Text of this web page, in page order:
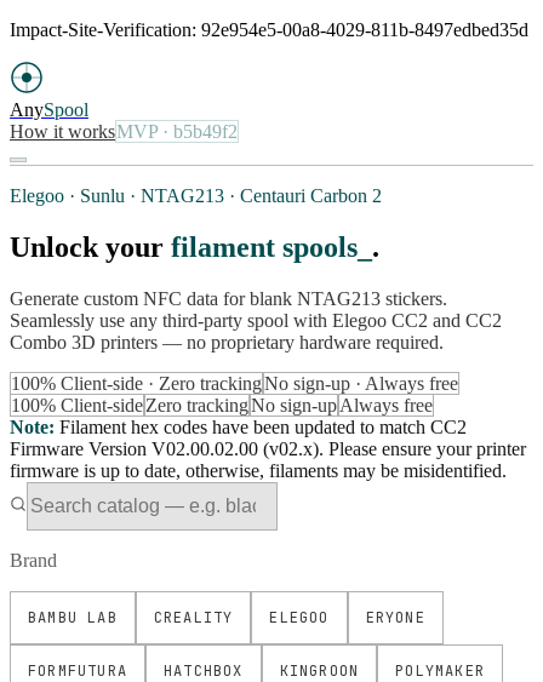
Impact-Site-Verification: 92e954e5-00a8-4029-811b-8497edbed35d
AnySpool
How it worksMVP· b5b49f2
Elegoo · Sunlu · NTAG213 · Centauri Carbon 2
Unlock your filament spools .
Generate custom NFC data for blank NTAG213 stickers.
Seamlessly use any third-party spool with Elegoo CC2 and CC2
Combo 3D printers — no proprietary hardware required.
100% Client-side · Zero trackingNo sign-up · Always free
100% Client-sideZero trackingNo sign-upAlways free
Note: Filament hex codes have been updated to match CC2
Firmware Version V02.00.02.00 (v02.x). Please ensure your printer
firmware is up to date, otherwise, filaments may be misidentified.
Brand
BAMBU LAB CREALITY ELEGOO ERYONE
FORMFUTURA HATCHBOX KINGROON POLYMAKER